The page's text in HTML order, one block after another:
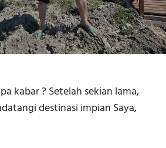
kabar ? Setelah sekian lama,
destinasi impian Saya,